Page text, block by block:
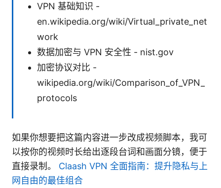
VPN 基础知识 -
en.wikipedia.org/wiki/Virtual_private_net
work
数据加密与 VPN 安全性 - nist.gov
加密协议对比 -
wikipedia.org/wiki/Comparison_of_VPN_
protocols
如果你想要把这篇内容进一步改成视频脚本，我可
以按你的视频时长给出逐段台词和画面分镜，便于
直接录制。 Claash VPN 全面指南：提升隐私与上
网自由的最佳组合